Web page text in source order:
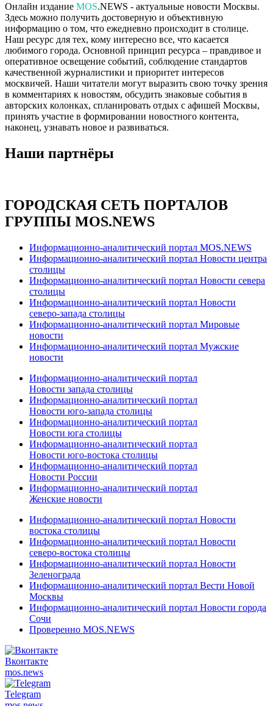
Онлайн издание MOS.NEWS - актуальные новости Москвы.
Здесь можно получить достоверную и объективную
информацию о том, что ежедневно происходит в столице.
Наш ресурс для тех, кому интересно все, что касается
любимого города. Основной принцип ресурса – правдивое и
оперативное освещение событий, соблюдение стандартов
качественной журналистики и приоритет интересов
москвичей. Наши читатели могут выразить свою точку зрения
в комментариях к новостям, обсудить знаковые события в
авторских колонках, спланировать отдых с афишей Москвы,
принять участие в формировании новостного контента,
наконец, узнавать новое и развиваться.
Наши партнёры
ГОРОДСКАЯ СЕТЬ ПОРТАЛОВ
ГРУППЫ MOS.NEWS
Информационно-аналитический портал MOS.NEWS
Информационно-аналитический портал Новости центра
столицы
Информационно-аналитический портал Новости севера
столицы
Информационно-аналитический портал Новости
северо-запада столицы
Информационно-аналитический портал Мировые
новости
Информационно-аналитический портал Мужские
новости
Информационно-аналитический портал
Новости запада столицы
Информационно-аналитический портал
Новости юго-запада столицы
Информационно-аналитический портал
Новости юга столицы
Информационно-аналитический портал
Новости юго-востока столицы
Информационно-аналитический портал
Новости России
Информационно-аналитический портал
Женские новости
Информационно-аналитический портал Новости
востока столицы
Информационно-аналитический портал Новости
северо-востока столицы
Информационно-аналитический портал Новости
Зеленограда
Информационно-аналитический портал Вести Новой
Москвы
Информационно-аналитический портал Новости города
Сочи
Проверенно MOS.NEWS
Вконтакте
mos.news
Telegram